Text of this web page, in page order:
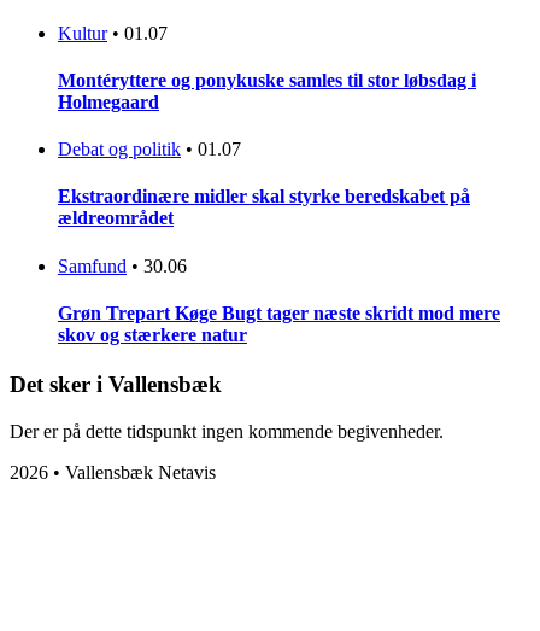
Kultur • 01.07
Montéryttere og ponykuske samles til stor løbsdag i
Holmegaard
Debat og politik • 01.07
Ekstraordinære midler skal styrke beredskabet på
ældreområdet
Samfund • 30.06
Grøn Trepart Køge Bugt tager næste skridt mod mere
skov og stærkere natur
Det sker i Vallensbæk
Der er på dette tidspunkt ingen kommende begivenheder.
2026 • Vallensbæk Netavis